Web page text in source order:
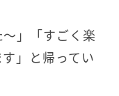
」「すごく楽
」と帰ってい